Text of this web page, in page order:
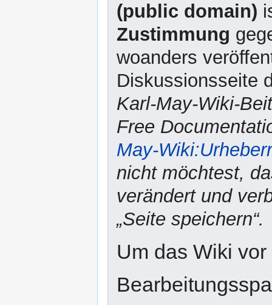
(public domain)
Zustimmung
woanders
Diskussionsseite
Karl-May-Wiki-
Free
May-
nicht möchtest,
verändert und
„Seite speichern“.
Um das Wiki